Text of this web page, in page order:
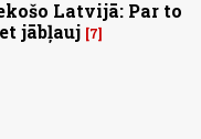
Latvijā: Par to
jābļauj 7